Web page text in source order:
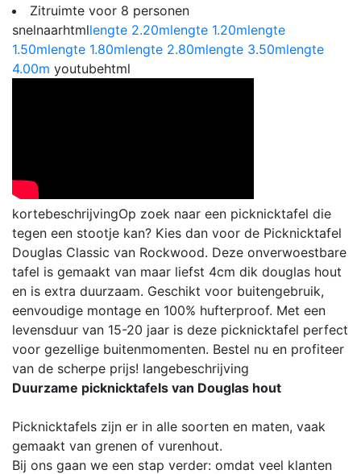
Zitruimte voor 8 personen
snelnaarhtmllengte 2.20mlengte 1.20mlengte
1.50mlengte 1.80mlengte 2.80mlengte 3.50mlengte
4.00m youtubehtml
kortebeschrijvingOp zoek naar een picknicktafel die
tegen een stootje kan? Kies dan voor de Picknicktafel
Douglas Classic van Rockwood. Deze onverwoestbare
tafel is gemaakt van maar liefst 4cm dik douglas hout
en is extra duurzaam. Geschikt voor buitengebruik,
eenvoudige montage en 100% hufterproof. Met een
levensduur van 15-20 jaar is deze picknicktafel perfect
voor gezellige buitenmomenten. Bestel nu en profiteer
van de scherpe prijs! langebeschrijving
Duurzame picknicktafels van Douglas hout
Picknicktafels zijn er in alle soorten en maten, vaak
gemaakt van grenen of vurenhout.
Bij ons gaan we een stap verder: omdat veel klanten